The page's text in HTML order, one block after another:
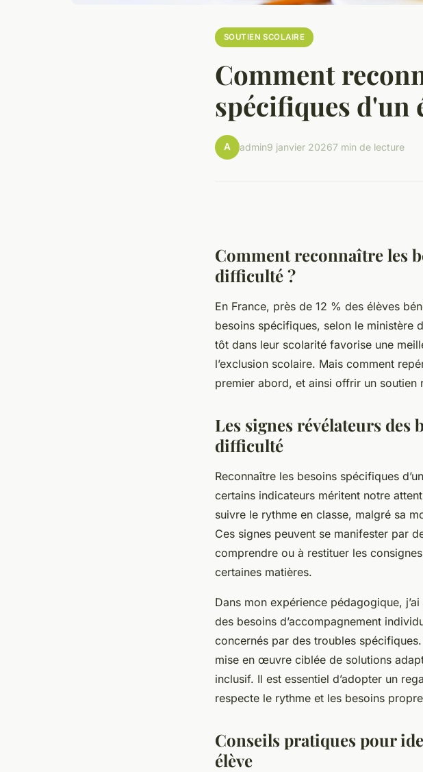
SOUTIEN SCOLAIRE
Comment
spécifiques d'un
A admin9 janvier 20267 min de lecture
Comment reconnaître les
difficulté ?
En France, près de 12 % des élèves
besoins spécifiques, selon le ministère
tôt dans leur scolarité favorise une
l’exclusion scolaire. Mais comment
premier abord, et ainsi offrir un soutien
Les signes révélateurs des
difficulté
Reconnaître les besoins spécifiques
certains indicateurs méritent notre
suivre le rythme en classe, malgré sa
Ces signes peuvent se manifester par
comprendre ou à restituer les
certaines matières.
Dans mon expérience pédagogique,
des besoins d’accompagnement
concernés par des troubles
mise en œuvre ciblée de solutions
inclusif. Il est essentiel d’adopter un
respecte le rythme et les besoins
Conseils pratiques pour
élève